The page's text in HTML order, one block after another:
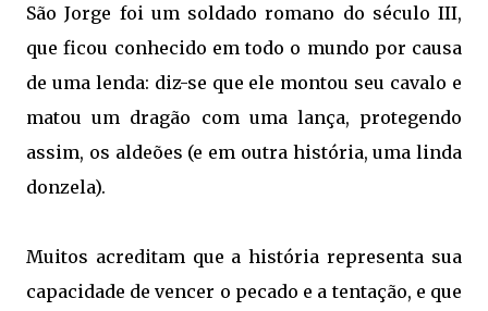
São Jorge foi um soldado romano do século III,
que ficou conhecido em todo o mundo por causa
de uma lenda: diz-se que ele montou seu cavalo e
matou um dragão com uma lança, protegendo
assim, os aldeões (e em outra história, uma linda
donzela).
Muitos acreditam que a história representa sua
capacidade de vencer o pecado e a tentação, e que